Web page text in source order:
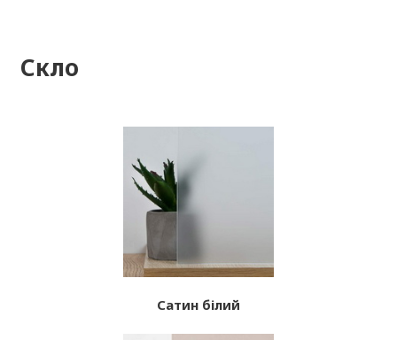
Скло
Сатин білий